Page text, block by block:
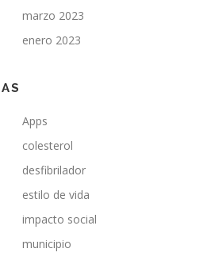
marzo 2023
enero 2023
Apps
colesterol
desfibrilador
estilo de vida
impacto social
municipio